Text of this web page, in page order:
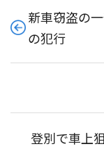
新車窃盗の
の犯行
登別で車上